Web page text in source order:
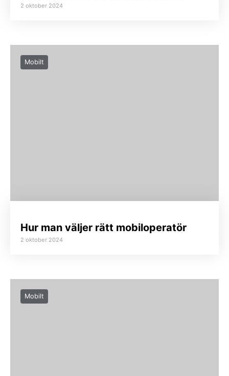
2 oktober 2024
Mobilt
Hur man väljer rätt mobiloperatör
2 oktober 2024
Mobilt